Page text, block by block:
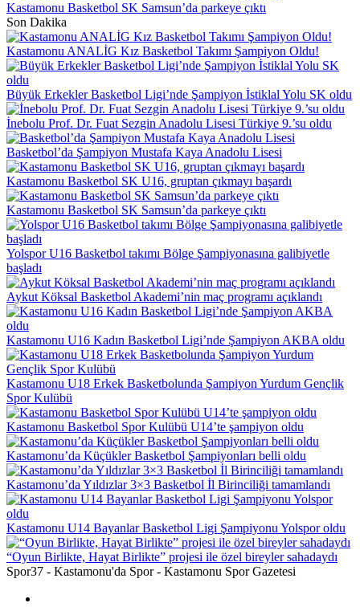
Kastamonu Basketbol SK Samsun’da parkeye çıktı
Son Dakika
Kastamonu ANALİG Kız Basketbol Takımı Şampiyon Oldu!
Büyük Erkekler Basketbol Ligi’nde Şampiyon İstiklal Yolu SK oldu
İnebolu Prof. Dr. Fuat Sezgin Anadolu Lisesi Türkiye 9.’su oldu
Basketbol’da Şampiyon Mustafa Kaya Anadolu Lisesi
Kastamonu Basketbol SK U16, gruptan çıkmayı başardı
Kastamonu Basketbol SK Samsun’da parkeye çıktı
Yolspor U16 Basketbol takımı Bölge Şampiyonasına galibiyetle
başladı
Aykut Köksal Basketbol Akademi’nin maç programı açıklandı
Kastamonu U16 Kadın Basketbol Ligi’nde Şampiyon AKBA oldu
Kastamonu U18 Erkek Basketbolunda Şampiyon Yurdum Gençlik
Spor Kulübü
Kastamonu Basketbol Spor Kulübü U14’te şampiyon oldu
Kastamonu’da Küçükler Basketbol Şampiyonları belli oldu
Kastamonu’da Yıldızlar 3×3 Basketbol İl Birinciliği tamamlandı
Kastamonu U14 Bayanlar Basketbol Ligi Şampiyonu Yolspor oldu
“Oyun Birlikte, Hayat Birlikte” projesi ile özel bireyler sahadaydı
Spor37 - Kastamonu'da Spor - Kastamonu Spor Gazetesi